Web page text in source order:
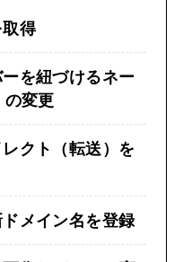
得
を紐づけるネー
の変更
クト（転送）を
メイン名を登録